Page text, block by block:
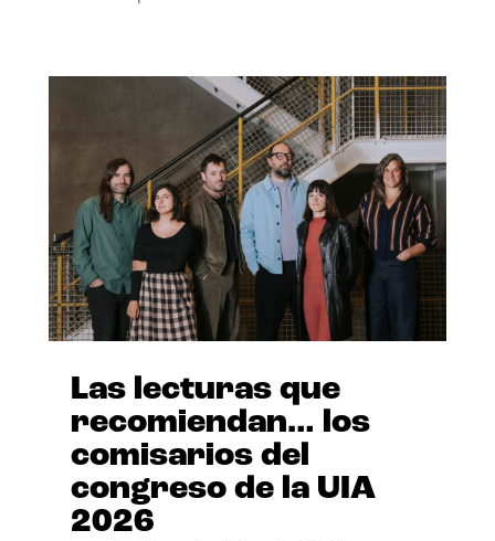
Las lecturas que
recomiendan… los
comisarios del
congreso de la UIA
2026